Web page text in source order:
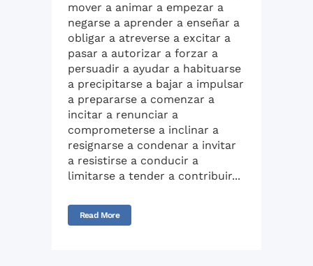
mover a animar a empezar a
negarse a aprender a enseñar a
obligar a atreverse a excitar a
pasar a autorizar a forzar a
persuadir a ayudar a habituarse
a precipitarse a bajar a impulsar
a prepararse a comenzar a
incitar a renunciar a
comprometerse a inclinar a
resignarse a condenar a invitar
a resistirse a conducir a
limitarse a tender a contribuir...
Read More